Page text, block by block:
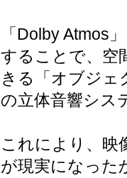
「Dolby Atmos
することで、空
きる「オブジェ
の立体音響シス
これにより、映
が現実になった